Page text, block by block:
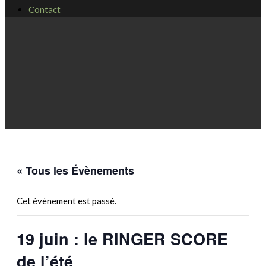
Contact
« Tous les Évènements
Cet évènement est passé.
19 juin : le RINGER SCORE
de l’été